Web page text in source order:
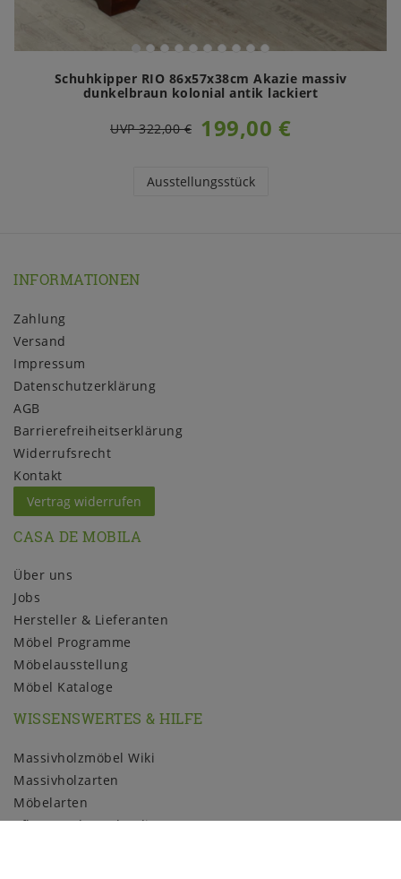
Schuhkipper RIO 86x57x38cm Akazie massiv
dunkelbraun kolonial antik lackiert
UVP 322,00 € 199,00 €
Ausstellungsstück
INFORMATIONEN
Zahlung
Versand
Impressum
Daten­schutz­erklärung
AGB
Barrierefreiheitserklärung
Widerrufs­recht
Kontakt
Vertrag widerrufen
CASA DE MOBILA
Über uns
Jobs
Hersteller & Lieferanten
Möbel Programme
Möbelausstellung
Möbel Kataloge
WISSENSWERTES & HILFE
Massivholzmöbel Wiki
Massivholzarten
Möbelarten
Pflege und Kundendienst